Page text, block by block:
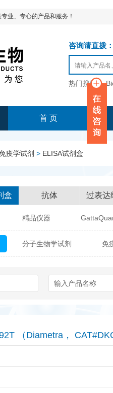
业、专心的产品和服务！
咨询请直拨
热门搜索：
首 页
疫学试剂 > ELISA试剂盒
盒 抗体 过表达
精品仪器
Biochem Sterlitech
分子生物学试剂 免
（Diametra，